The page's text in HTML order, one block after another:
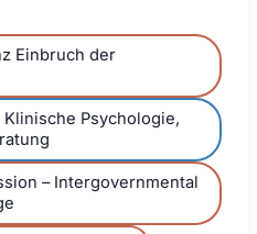
Einbruch der
Psychologie,
– Intergovernmental